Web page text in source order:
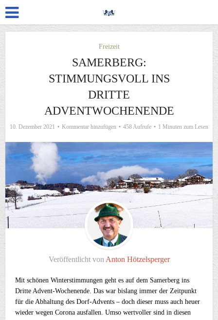
Freizeit
SAMERBERG:
STIMMUNGSVOLL INS
DRITTE
ADVENTWOCHENENDE
10. Dezember 2021 Kommentar hinzufügen 458 Aufrufe 1 Minuten zum Lesen
Veröffentlicht von Anton Hötzelsperger
Mit schönen Winterstimmungen geht es auf dem Samerberg ins
Dritte Advent-Wochenende. Das war bislang immer der Zeitpunkt
für die Abhaltung des Dorf-Advents – doch dieser muss auch heuer
wieder wegen Corona ausfallen. Umso wertvoller sind in diesen